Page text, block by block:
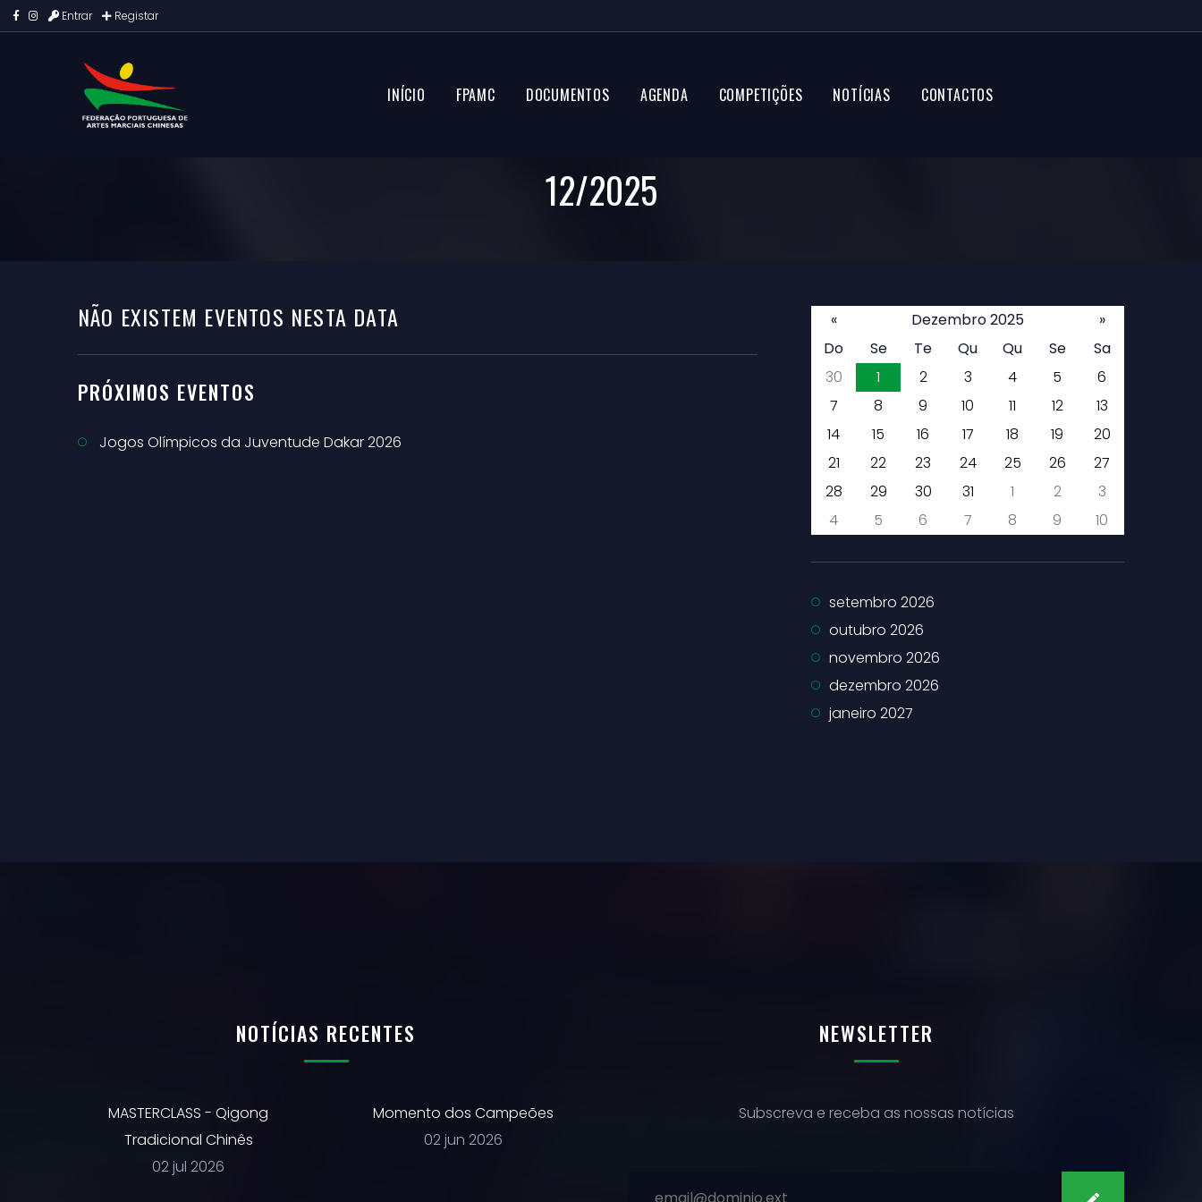
Entrar Registar
INÍCIO FPAMC DOCUMENTOS AGENDA COMPETIÇÕES NOTÍCIAS CONTACTOS
12/2025
NÃO EXISTEM EVENTOS NESTA DATA
PRÓXIMOS EVENTOS
Jogos Olímpicos da Juventude Dakar 2026
« Dezembro 2025
»
Do
Se Te Qu Qu Se
Sa
30
1 2 3 4 5
6
7
8 9 10 11 12
13
14
15 16 17 18 19
20
21
22 23 24 25 26
27
28
29 30 31 1 2
3
4
5 6 7 8 9 10
setembro 2026
outubro 2026
novembro 2026
dezembro 2026
janeiro 2027
NOTÍCIAS RECENTES
MASTERCLASS - Qigong
Tradicional Chinês
02 jul 2026
Momento dos Campeões
02 jun 2026
NEWSLETTER
Subscreva e receba as nossas notícias